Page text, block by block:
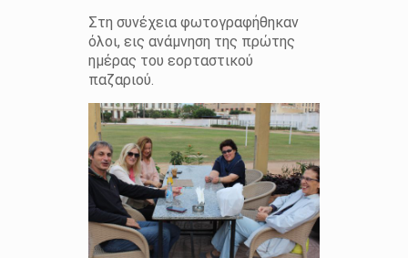
Στη συνέχεια φωτογραφήθηκαν
όλοι, εις ανάμνηση της πρώτης
ημέρας του εορταστικού
παζαριού.